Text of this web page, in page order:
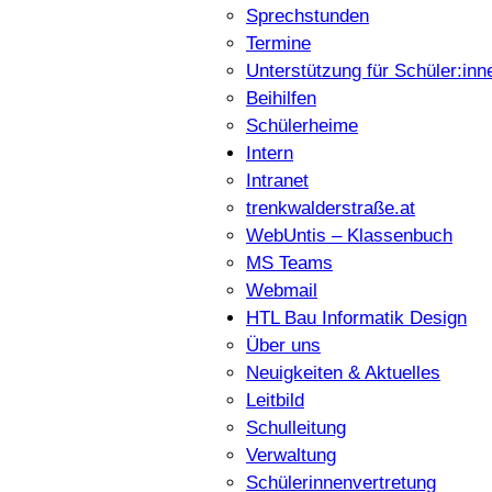
Sprechstunden
Termine
Unterstützung für
Beihilfen
Schülerheime
Intern
Intranet
trenkwalderstraße.at
WebUntis – Klassenbuch
MS Teams
Webmail
HTL Bau Informatik Design
Über uns
Neuigkeiten & Aktuelles
Leitbild
Schulleitung
Verwaltung
Schülerinnenvertretung